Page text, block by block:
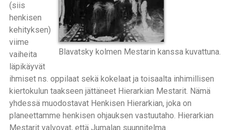
Blavatsky kolmen Mestarin kanssa kuvattuna.
(siis
henkisen
kehityksen)
viime
vaiheita
läpikäyvät
ihmiset ns. oppilaat sekä kokelaat ja toisaalta inhimillisen
kiertokulun taakseen jättäneet Hierarkian Mestarit. Nämä
yhdessä muodostavat Henkisen Hierarkian, joka on
planeettamme henkisen ohjauksen vastuutaho. Hierarkian
Mestarit valvovat, että Jumalan suunnitelma